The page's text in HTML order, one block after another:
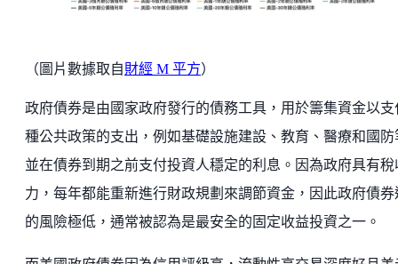
（圖片數據取自財經 M 平方）
政府債券是由國家政府發行的債務工具，用於籌集資金以支
種公共政策的支出，例如基礎設施建設、教育、醫療和國防
並在債券到期之前支付投資人穩定的利息。因為政府具有稅
力，每年都能重新進行財政規劃來調節資金，因此政府債券
的風險極低，通常被認為是最安全的固定收益投資之一。